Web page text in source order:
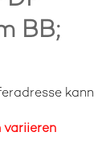
BB;
kann
variieren